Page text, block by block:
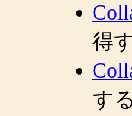
得
す